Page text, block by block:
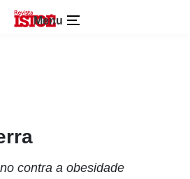
Menu
contra a obesidade